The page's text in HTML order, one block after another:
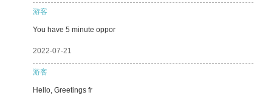
游客
You have 5 minute oppor
2022-07-21
游客
Hello, Greetings fr